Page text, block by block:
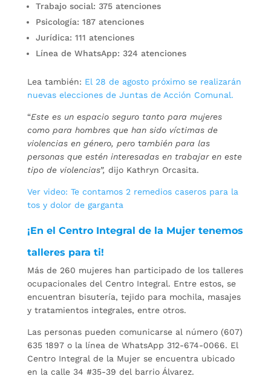
Trabajo social: 375 atenciones
Psicología: 187 atenciones
Jurídica: 111 atenciones
Línea de WhatsApp: 324 atenciones
Lea también: El 28 de agosto próximo se realizarán
nuevas elecciones de Juntas de Acción Comunal.
“Este es un espacio seguro tanto para mujeres
como para hombres que han sido víctimas de
violencias en género, pero también para las
personas que estén interesadas en trabajar en este
tipo de violencias”, dijo Kathryn Orcasita.
Ver video: Te contamos 2 remedios caseros para la
tos y dolor de garganta
¡En el Centro Integral de la Mujer tenemos
talleres para ti!
Más de 260 mujeres han participado de los talleres
ocupacionales del Centro Integral. Entre estos, se
encuentran bisutería, tejido para mochila, masajes
y tratamientos integrales, entre otros.
Las personas pueden comunicarse al número (607)
635 1897 o la línea de WhatsApp 312-674-0066. El
Centro Integral de la Mujer se encuentra ubicado
en la calle 34 #35-39 del barrio Álvarez.